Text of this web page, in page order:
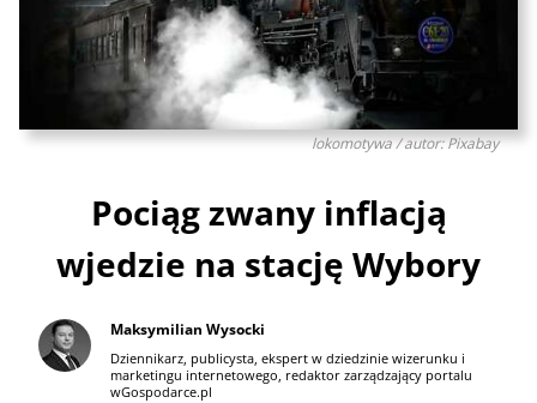
lokomotywa / autor: Pixabay
Pociąg zwany inflacją
wjedzie na stację Wybory
Maksymilian Wysocki
Dziennikarz, publicysta, ekspert w dziedzinie wizerunku i
marketingu internetowego, redaktor zarządzający portalu
wGospodarce.pl